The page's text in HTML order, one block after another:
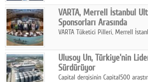
yılının ilk yarısında güçlü finansal
VARTA, Merrell İstanbul
Sponsorları Arasında
VARTA Tüketici Pilleri, Merrell
enerjisine güç katıyor.
Ulusoy Un, Türkiye'nin
Sürdürüyor
Capital dergisinin Capital500